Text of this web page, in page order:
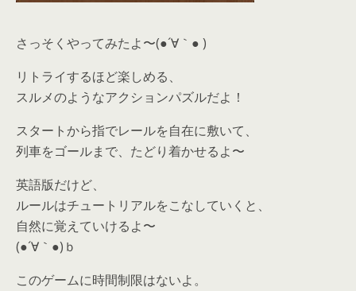
さっそくやってみたよ〜(●´∀｀● )
リトライするほど楽しめる、
スルメのようなアクションパズルだよ！
スタートから指でレールを自在に敷いて、
列車をゴールまで、たどり着かせるよ〜
英語版だけど、
ルールはチュートリアルをこなしていくと、
自然に覚えていけるよ〜
(●´∀｀●)ｂ
このゲームに時間制限はないよ。